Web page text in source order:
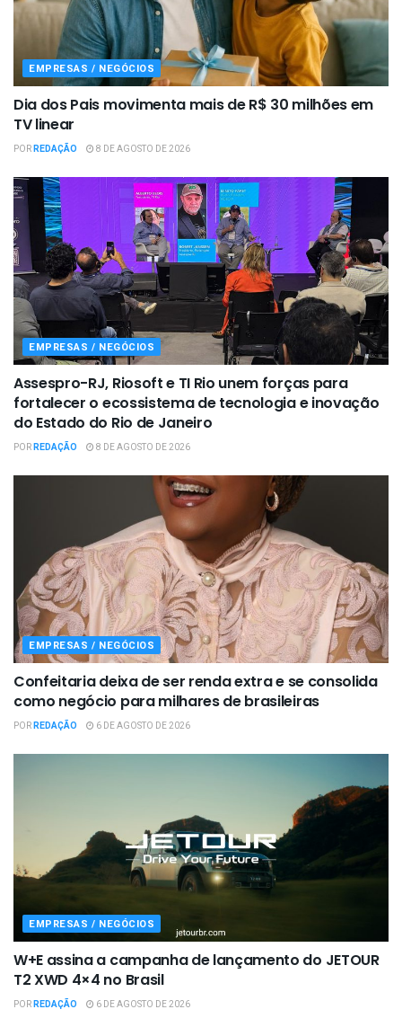
EMPRESAS / NEGÓCIOS
Dia dos Pais movimenta mais de R$ 30 milhões em
TV linear
PORREDAÇÃO 8 DE AGOSTO DE 2026
EMPRESAS / NEGÓCIOS
Assespro-RJ, Riosoft e TI Rio unem forças para
fortalecer o ecossistema de tecnologia e inovação
do Estado do Rio de Janeiro
PORREDAÇÃO 8 DE AGOSTO DE 2026
EMPRESAS / NEGÓCIOS
Confeitaria deixa de ser renda extra e se consolida
como negócio para milhares de brasileiras
PORREDAÇÃO 6 DE AGOSTO DE 2026
EMPRESAS / NEGÓCIOS
W+E assina a campanha de lançamento do JETOUR
T2 XWD 4×4 no Brasil
PORREDAÇÃO 6 DE AGOSTO DE 2026